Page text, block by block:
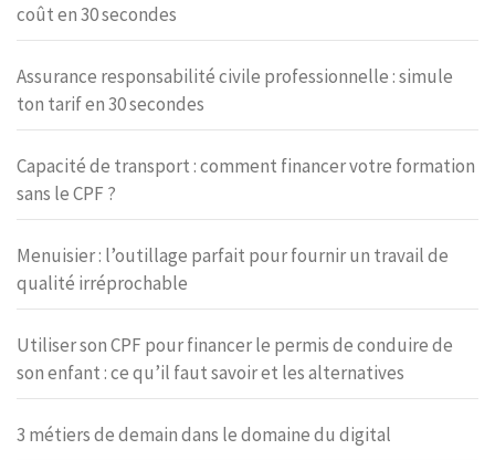
coût en 30 secondes
Assurance responsabilité civile professionnelle : simule
ton tarif en 30 secondes
Capacité de transport : comment financer votre formation
sans le CPF ?
Menuisier : l’outillage parfait pour fournir un travail de
qualité irréprochable
Utiliser son CPF pour financer le permis de conduire de
son enfant : ce qu’il faut savoir et les alternatives
3 métiers de demain dans le domaine du digital